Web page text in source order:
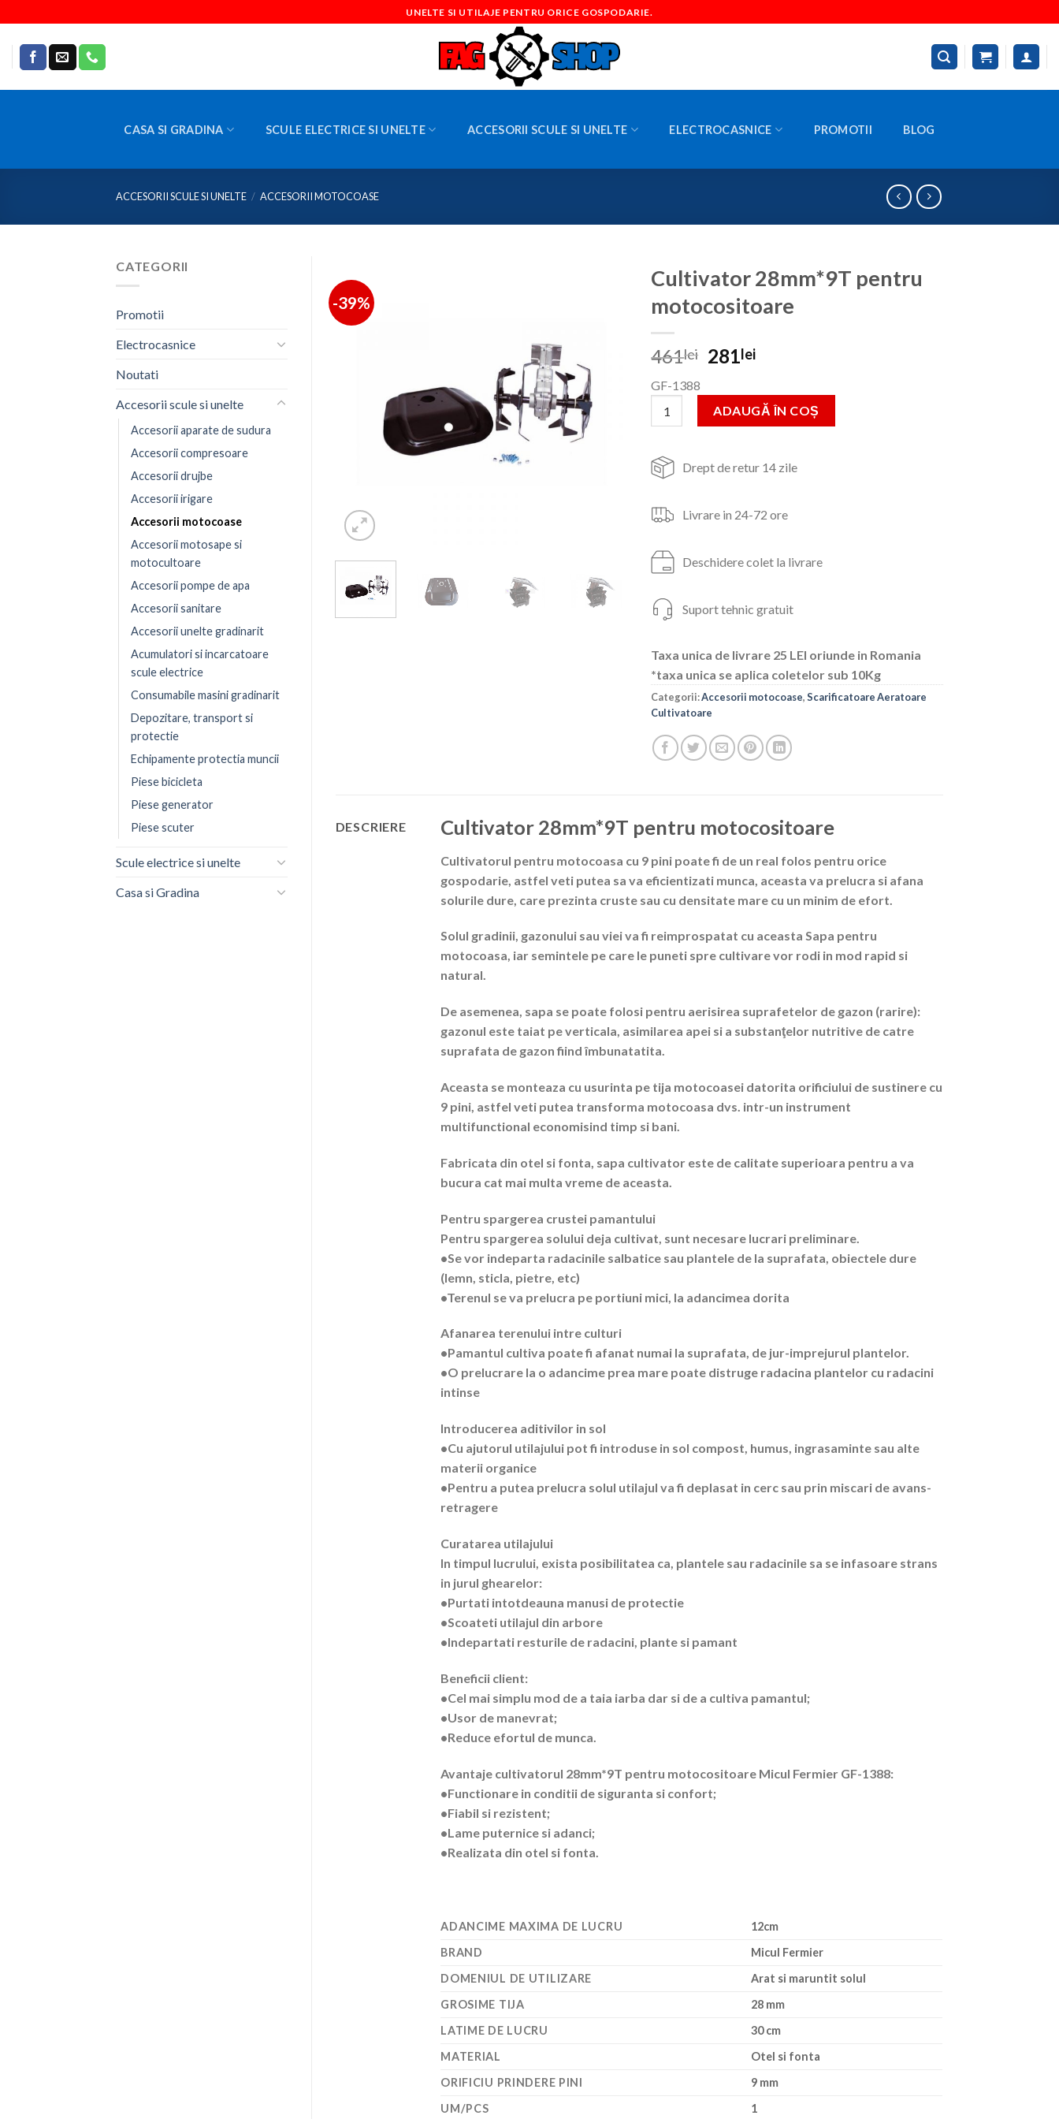
to
content
UNELTE SI UTILAJE PENTRU ORICE GOSPODARIE.
CASA SI GRADINA SCULE ELECTRICE SI UNELTE ACCESORII SCULE SI UNELTE ELECTROCASNICE PROMOTII BLOG
ACCESORII SCULE SI UNELTE / ACCESORII MOTOCOASE
CATEGORII
Promotii
Electrocasnice
Noutati
Accesorii scule si unelte
Accesorii aparate de sudura
Accesorii compresoare
Accesorii drujbe
Accesorii irigare
Accesorii motocoase
Accesorii motosape si
motocultoare
Accesorii pompe de apa
Accesorii sanitare
Accesorii unelte gradinarit
Acumulatori si incarcatoare
scule electrice
Consumabile masini gradinarit
Depozitare, transport si
protectie
Echipamente protectia muncii
Piese bicicleta
Piese generator
Piese scuter
Scule electrice si unelte
Casa si Gradina
-39%
Cultivator 28mm*9T pentru
motocositoare
461lei Prețul
a
fost:
461lei.
281leiPrețul
este:
281lei.
GF-1388
Cantitate Cultivator 28mm*9T pentru motocositoare
ADAUGĂ ÎN COȘ
Drept de retur 14 zile
Livrare in 24-72 ore
Deschidere colet la livrare
Suport tehnic gratuit
Taxa unica de livrare 25 LEI oriunde in Romania
*taxa unica se aplica coletelor sub 10Kg
Categorii:Accesorii motocoase,Scarificatoare Aeratoare
Cultivatoare
DESCRIERE Cultivator 28mm*9T pentru motocositoare
Cultivatorul pentru motocoasa cu 9 pini poate fi de un real folos pentru orice
gospodarie, astfel veti putea sa va eficientizati munca, aceasta va prelucra si afana
solurile dure, care prezinta cruste sau cu densitate mare cu un minim de efort.
Solul gradinii, gazonului sau viei va fi reimprospatat cu aceasta Sapa pentru
motocoasa, iar semintele pe care le puneti spre cultivare vor rodi in mod rapid si
natural.
De asemenea, sapa se poate folosi pentru aerisirea suprafetelor de gazon (rarire):
gazonul este taiat pe verticala, asimilarea apei si a substanţelor nutritive de catre
suprafata de gazon fiind îmbunatatita.
Aceasta se monteaza cu usurinta pe tija motocoasei datorita orificiului de sustinere cu
9 pini, astfel veti putea transforma motocoasa dvs. intr-un instrument
multifunctional economisind timp si bani.
Fabricata din otel si fonta, sapa cultivator este de calitate superioara pentru a va
bucura cat mai multa vreme de aceasta.
Pentru spargerea crustei pamantului
Pentru spargerea solului deja cultivat, sunt necesare lucrari preliminare.
•Se vor indeparta radacinile salbatice sau plantele de la suprafata, obiectele dure
(lemn, sticla, pietre, etc)
•Terenul se va prelucra pe portiuni mici, la adancimea dorita
Afanarea terenului intre culturi
•Pamantul cultiva poate fi afanat numai la suprafata, de jur-imprejurul plantelor.
•O prelucrare la o adancime prea mare poate distruge radacina plantelor cu radacini
intinse
Introducerea aditivilor in sol
•Cu ajutorul utilajului pot fi introduse in sol compost, humus, ingrasaminte sau alte
materii organice
•Pentru a putea prelucra solul utilajul va fi deplasat in cerc sau prin miscari de avans-
retragere
Curatarea utilajului
In timpul lucrului, exista posibilitatea ca, plantele sau radacinile sa se infasoare strans
in jurul ghearelor:
•Purtati intotdeauna manusi de protectie
•Scoateti utilajul din arbore
•Indepartati resturile de radacini, plante si pamant
Beneficii client:
•Cel mai simplu mod de a taia iarba dar si de a cultiva pamantul;
•Usor de manevrat;
•Reduce efortul de munca.
Avantaje cultivatorul 28mm*9T pentru motocositoare Micul Fermier GF-1388:
•Functionare in conditii de siguranta si confort;
•Fiabil si rezistent;
•Lame puternice si adanci;
•Realizata din otel si fonta.
ADANCIME MAXIMA DE LUCRU
12cm
BRAND
Micul Fermier
DOMENIUL DE UTILIZARE
Arat si maruntit solul
GROSIME TIJA
28 mm
LATIME DE LUCRU
30 cm
MATERIAL
Otel si fonta
ORIFICIU PRINDERE PINI
9 mm
UM/PCS
1